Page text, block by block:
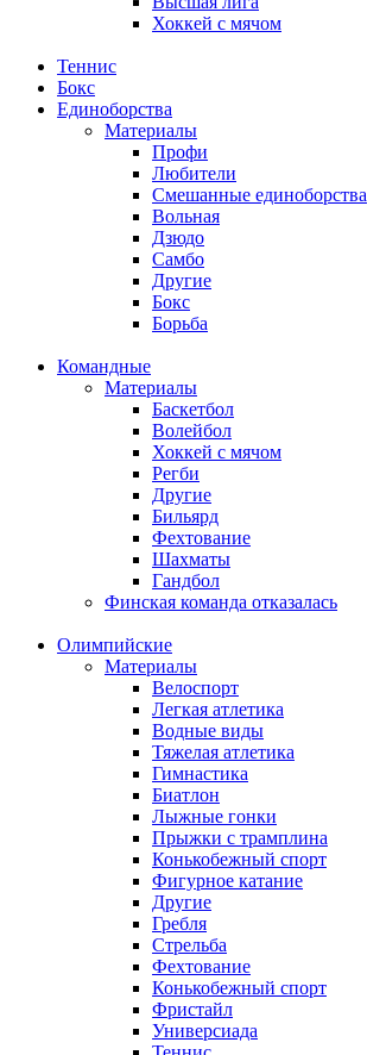
Хоккей с мячом
Теннис
Бокс
Единоборства
Материалы
Профи
Любители
Смешанные единоборства
Вольная
Дзюдо
Самбо
Другие
Бокс
Борьба
Командные
Материалы
Баскетбол
Волейбол
Хоккей с мячом
Регби
Другие
Бильярд
Фехтование
Шахматы
Гандбол
Финская команда отказалась
Олимпийские
Материалы
Велоспорт
Легкая атлетика
Водные виды
Тяжелая атлетика
Гимнастика
Биатлон
Лыжные гонки
Прыжки с трамплина
Конькобежный спорт
Фигурное катание
Другие
Гребля
Стрельба
Фехтование
Конькобежный спорт
Фристайл
Универсиада